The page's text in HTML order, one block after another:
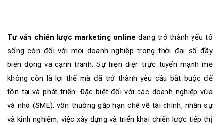
năng
lực
Khách
hàng
Tư vấn chiến lược marketing online đang trở thành yếu tố
sống còn đối với mọi doanh nghiệp trong thời đại số đầy
biến động và cạnh tranh. Sự hiện diện trực tuyến mạnh mẽ
không còn là lợi thế mà đã trở thành yêu cầu bắt buộc để
tồn tại và phát triển. Đặc biệt đối với các doanh nghiệp vừa
và nhỏ (SME), vốn thường gặp hạn chế về tài chính, nhân sự
và kinh nghiệm, việc xây dựng và triển khai chiến lược tiếp thị